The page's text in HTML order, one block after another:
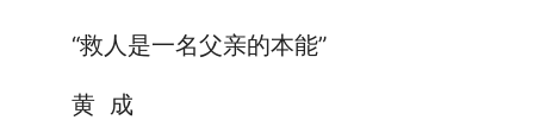
“救人是一名父亲的本能”
黄 成